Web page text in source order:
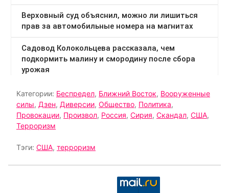
Категории: Беспредел, Ближний Восток, Вооруженные
силы, Дзен, Диверсии, Общество, Политика,
Провокации, Произвол, Россия, Сирия, Скандал, США,
Терроризм
Тэги: США, терроризм